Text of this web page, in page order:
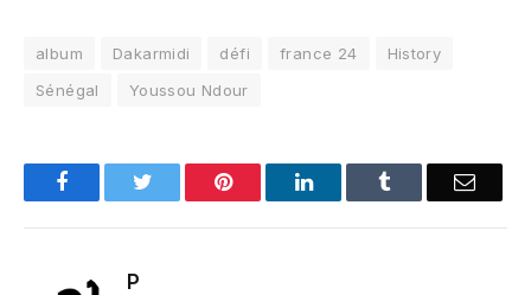
album Dakarmidi défi france 24
History
Sénégal
Youssou Ndour
FacebookTwitter Pinterest LinkedInTumblr Email
P